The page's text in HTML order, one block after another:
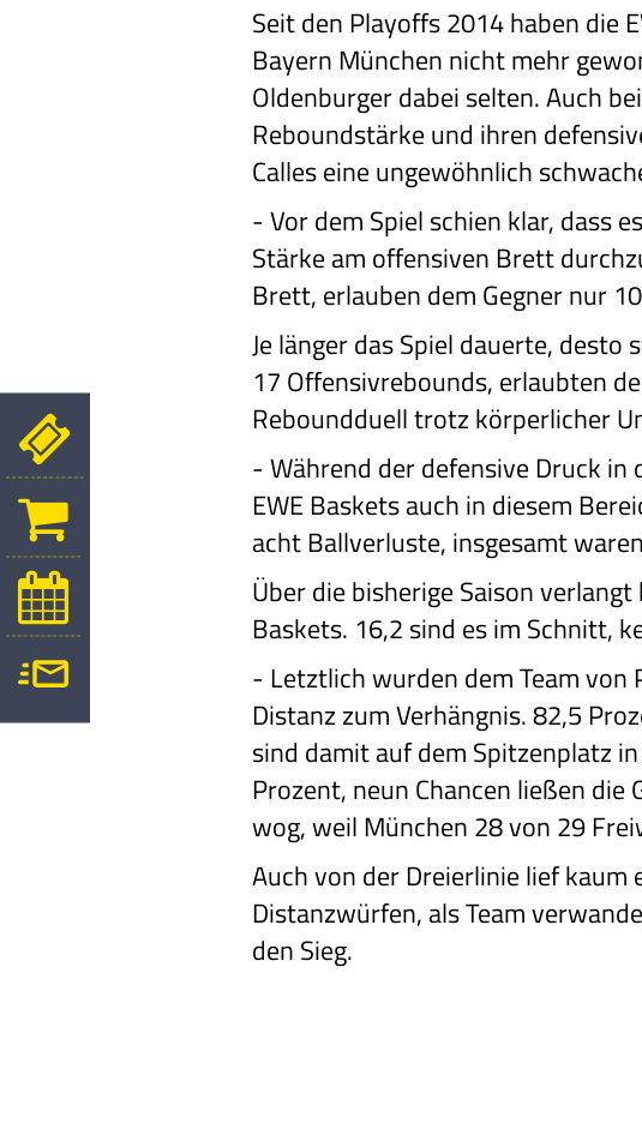
Seit den Playoffs 2014 haben die
Bayern München nicht mehr
Oldenburger dabei selten. Auch
Reboundstärke und ihren
Calles eine ungewöhnlich
-Vor dem Spiel schien klar, dass
Stärke am offensiven Brett
Brett, erlauben dem Gegner nur
Je länger das Spiel dauerte,
17 Offensivrebounds, erlaubten
Reboundduell trotz körperlicher
-Während der defensive Druck
EWE Baskets auch in diesem
acht Ballverluste, insgesamt
Über die bisherige Saison
Baskets. 16,2 sind es im Schnitt,
- Letztlich wurden dem Team
Distanz zum Verhängnis. 82,5
sind damit auf dem Spitzenplatz
Prozent, neun Chancen ließen die
wog, weil München 28 von 29
Auch von der Dreierlinie lief
Distanzwürfen, als Team
den Sieg.